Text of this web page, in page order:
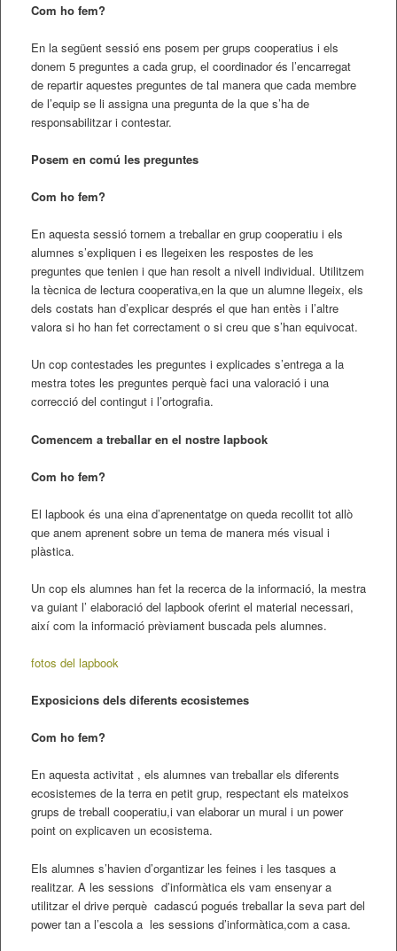
Com ho fem?
En la següent sessió ens posem per grups cooperatius i els
donem 5 preguntes a cada grup, el coordinador és l’encarregat
de repartir aquestes preguntes de tal manera que cada membre
de l’equip se li assigna una pregunta de la que s’ha de
responsabilitzar i contestar.
Posem en comú les preguntes
Com ho fem?
En aquesta sessió tornem a treballar en grup cooperatiu i els
alumnes s’expliquen i es llegeixen les respostes de les
preguntes que tenien i que han resolt a nivell individual. Utilitzem
la tècnica de lectura cooperativa,en la que un alumne llegeix, els
dels costats han d’explicar després el que han entès i l’altre
valora si ho han fet correctament o si creu que s’han equivocat.
Un cop contestades les preguntes i explicades s’entrega a la
mestra totes les preguntes perquè faci una valoració i una
correcció del contingut i l’ortografia.
Comencem a treballar en el nostre lapbook
Com ho fem?
El lapbook és una eina d’aprenentatge on queda recollit tot allò
que anem aprenent sobre un tema de manera més visual i
plàstica.
Un cop els alumnes han fet la recerca de la informació, la mestra
va guiant l’ elaboració del lapbook oferint el material necessari,
així com la informació prèviament buscada pels alumnes.
fotos del lapbook
Exposicions dels diferents ecosistemes
Com ho fem?
En aquesta activitat , els alumnes van treballar els diferents
ecosistemes de la terra en petit grup, respectant els mateixos
grups de treball cooperatiu,i van elaborar un mural i un power
point on explicaven un ecosistema.
Els alumnes s’havien d’organtizar les feines i les tasques a
realitzar. A les sessions d’informàtica els vam ensenyar a
utilitzar el drive perquè cadascú pogués treballar la seva part del
power tan a l’escola a les sessions d’informàtica,com a casa.